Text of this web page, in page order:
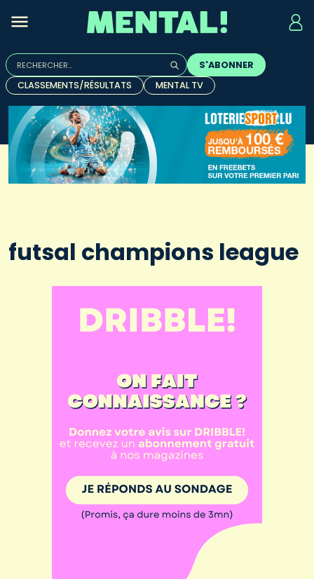
Rechercher :
Quand les résultats de l'auto-complétion sont
S'ABONNER
CLASSEMENTS/RÉSULTATS
MENTAL TV
futsal champions league